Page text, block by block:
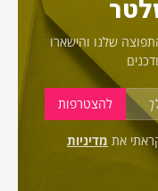
שלנו והישארו
את מדיניות